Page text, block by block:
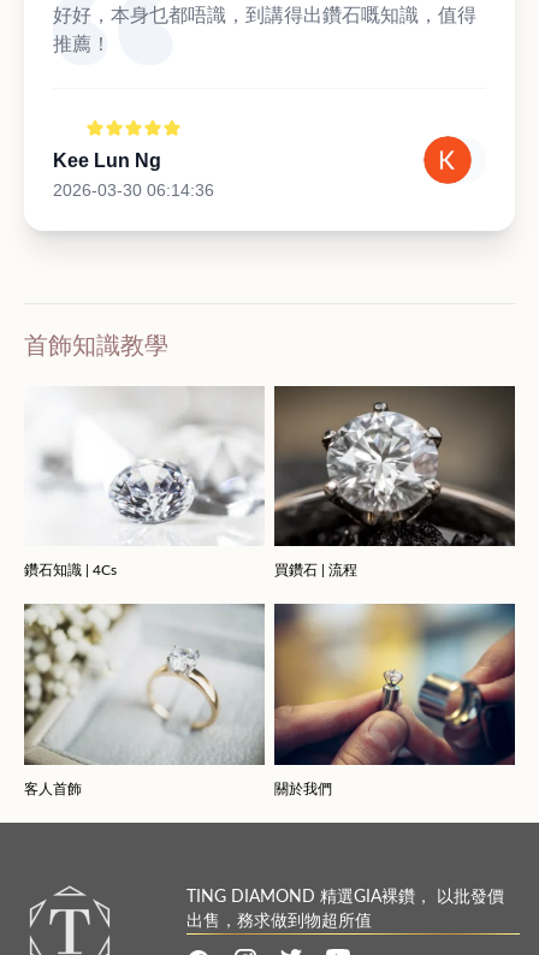
好好，本身乜都唔識，到講得出鑽石嘅知識，值得
推薦！
Kee Lun Ng
2026-03-30 06:14:36
首飾知識教學
鑽石知識 | 4Cs 買鑽石 | 流程
客人首飾 關於我們
TING DIAMOND 精選GIA裸鑽， 以批發價
出售，務求做到物超所值